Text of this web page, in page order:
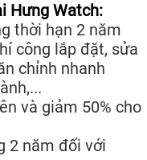
Hưng Watch:
thời hạn 2 năm
công lắp đặt, sửa
chỉnh nhanh
và giảm 50% cho
2 năm đối với